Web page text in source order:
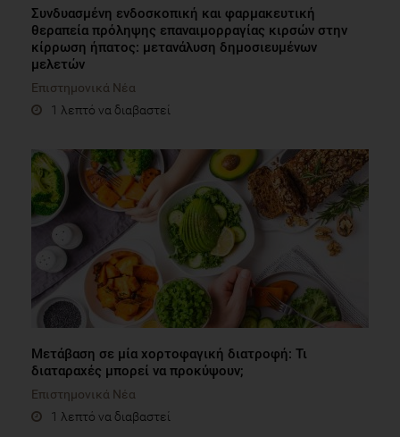
Συνδυασμένη ενδοσκοπική και φαρμακευτική
θεραπεία πρόληψης επαναιμορραγίας κιρσών στην
κίρρωση ήπατος: μετανάλυση δημοσιευμένων
μελετών
Επιστημονικά Νέα
1 λεπτό να διαβαστεί
Μετάβαση σε μία χορτοφαγική διατροφή: Τι
διαταραχές μπορεί να προκύψουν;
Επιστημονικά Νέα
1 λεπτό να διαβαστεί